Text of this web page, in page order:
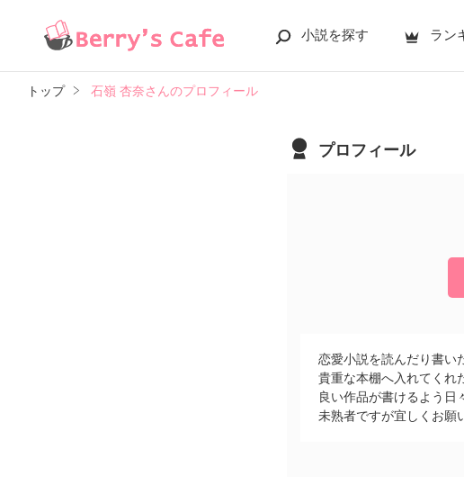
小説を探す ラン
トップ 石嶺 杏奈さんのプロフィール
プロフィール
恋愛小説を読んだり書い
貴重な本棚へ入れてくれ
良い作品が書けるよう日
未熟者ですが宜しくお願